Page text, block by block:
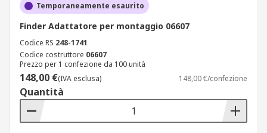
Temporaneamente esaurito
Finder Adattatore per montaggio 06607
Codice RS 248-1741
Codice costruttore 06607
Prezzo per 1 confezione da 100 unità
148,00 €(IVA esclusa) 148,00 €/confezione
Quantità